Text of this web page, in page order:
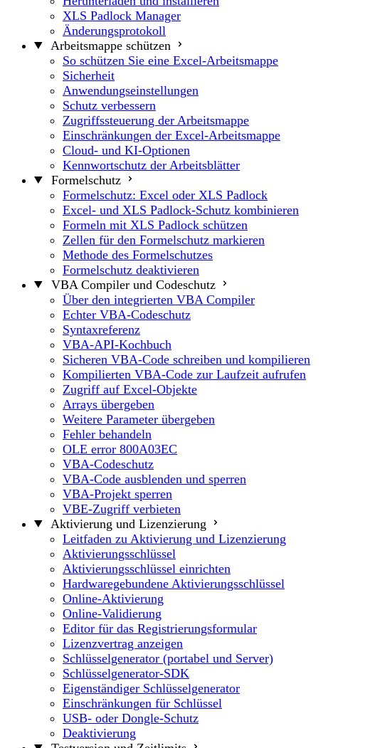
XLS Padlock Manager
Änderungsprotokoll
Arbeitsmappe schützen
So schützen Sie eine Excel-Arbeitsmappe
Sicherheit
Anwendungseinstellungen
Schutz verbessern
Zugriffssteuerung der Arbeitsmappe
Einschränkungen der Excel-Arbeitsmappe
Cloud- und KI-Optionen
Kennwortschutz der Arbeitsblätter
Formelschutz
Formelschutz: Excel oder XLS Padlock
Excel- und XLS Padlock-Schutz kombinieren
Formeln mit XLS Padlock schützen
Zellen für den Formelschutz markieren
Methode des Formelschutzes
Formelschutz deaktivieren
VBA Compiler und Codeschutz
Über den integrierten VBA Compiler
Echter VBA-Codeschutz
Syntaxreferenz
VBA-API-Kochbuch
Sicheren VBA-Code schreiben und kompilieren
Kompilierten VBA-Code zur Laufzeit aufrufen
Zugriff auf Excel-Objekte
Arrays übergeben
Weitere Parameter übergeben
Fehler behandeln
OLE error 800A03EC
VBA-Codeschutz
VBA-Code ausblenden und sperren
VBA-Projekt sperren
VBE-Zugriff verbieten
Aktivierung und Lizenzierung
Leitfaden zu Aktivierung und Lizenzierung
Aktivierungsschlüssel
Aktivierungsschlüssel einrichten
Hardwaregebundene Aktivierungsschlüssel
Online-Aktivierung
Online-Validierung
Editor für das Registrierungsformular
Lizenzvertrag anzeigen
Schlüsselgenerator (portabel und Server)
Schlüsselgenerator-SDK
Eigenständiger Schlüsselgenerator
Einschränkungen für Schlüssel
USB- oder Dongle-Schutz
Deaktivierung